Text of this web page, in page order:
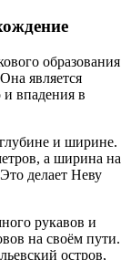
образования
является
впадения в
и ширине.
а ширина на
делает Неву
рукавов и
на своём пути.
остров,